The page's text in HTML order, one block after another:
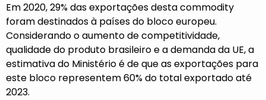
Em 2020, 29% das exportações desta commodity
foram destinados à países do bloco europeu.
Considerando o aumento de competitividade,
qualidade do produto brasileiro e a demanda da UE, a
estimativa do Ministério é de que as exportações para
este bloco representem 60% do total exportado até
2023.